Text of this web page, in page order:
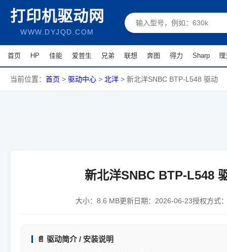
打印机驱动网
WWW.DYJQD.COM
首页 HP 佳能 爱普生 兄弟 联想 奔图 得力 Sharp 理
当前位置： 首页 > 驱动中心 > 北洋 > 新北洋SNBC BTP-L548 驱动
新北洋SNBC BTP-L548
大小： 8.6 MB更新日期： 2026-06-23授权方式
📄 驱动简介 / 安装说明